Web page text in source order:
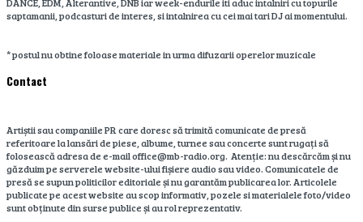
saptamanii, podcasturi de interes, si intalnirea cu cei mai tari DJ ai momentului.
* postul nu obtine foloase materiale in urma difuzarii operelor muzicale
Contact
Artiștii sau companiile PR care doresc să trimită comunicate de presă
referitoare la lansări de piese, albume, turnee sau concerte sunt rugați să
folosească adresa de e-mail office@mb-radio.org. Atenție: nu descărcăm și nu
găzduim pe serverele website-ului fișiere audio sau video. Comunicatele de
presă se supun politicilor editoriale și nu garantăm publicarea lor. Articolele
publicate pe acest website au scop informativ, pozele si materialele foto/video
sunt obținute din surse publice și au rol reprezentativ.